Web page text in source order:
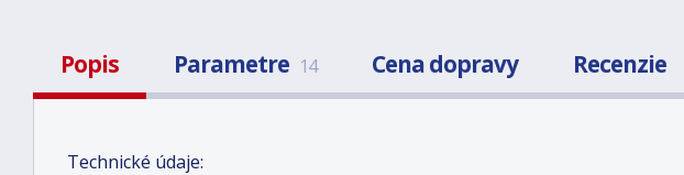
Popis Parametre 14 Cena dopravy Recenzie
Technické údaje: